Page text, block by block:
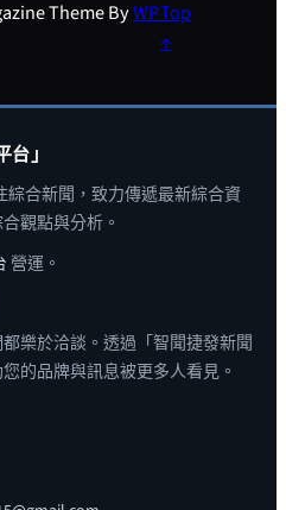
Theme ByWPTop
↑
」
綜合新聞，致力傳遞最新綜合資
觀點與分析。
營運。
樂於洽談。透過「智聞捷發新聞
的品牌與訊息被更多人看見。